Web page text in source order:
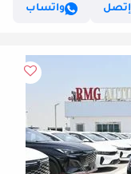
إتصل
واتساب